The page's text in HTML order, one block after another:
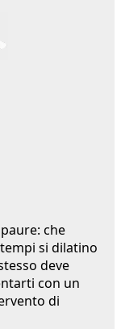
che
si dilatino
deve
con un
di